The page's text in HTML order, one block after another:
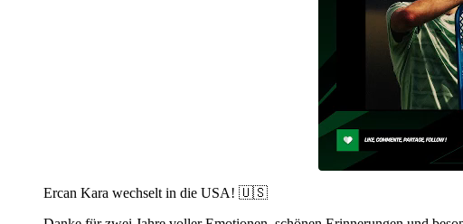
Ercan Kara wechselt in die USA! 🇺🇸